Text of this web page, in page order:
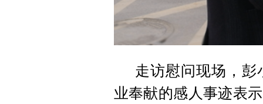
走访慰问现场，
业奉献的感人事迹表